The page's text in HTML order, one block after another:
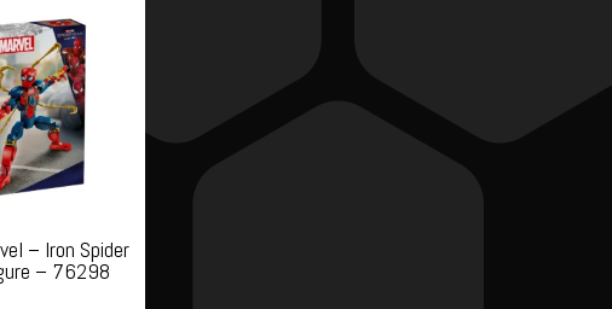
– Iron Spider
– 76298